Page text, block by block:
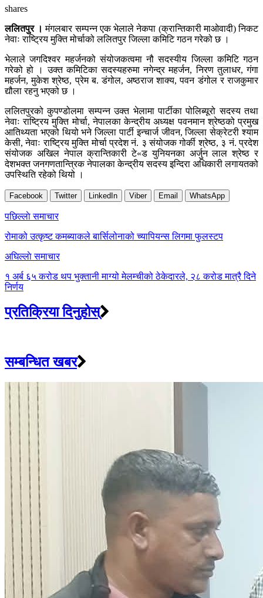
shares
ललितपुर । मंगलबार सम्पन्न एक भेलाले नेकपा (क्रान्तिकारी माओवादी) निकट
नेवाः राष्ट्रिय मुक्ति मोर्चाको ललितपुर जिल्ला कमिटि गठन गरेको छ ।
भेलाले जगदिश्वर महर्जनको संयोजकत्वमा नौ सदस्यीय जिल्ला कमिटि गठन
गरेको हो । उक्त कमिटिका सदस्यहरुमा नगेन्द्र महर्जन, निरण तुलाधर, गंगा
महर्जन, मुकेश श्रेष्ठ, प्रेम ब. डंगोल, अष्ठराज शाक्य, पवन डंगोल र राजकुमार
द्यौला रहनु भएको छ ।
ललितपुरको कुपण्डोलमा सम्पन्न उक्त भेलामा पार्टीका पोलिब्यूरो सदस्य तथा
नेवाः राष्ट्रिय मुक्ति मोर्चा, नेपालका केन्द्रीय अध्यक्ष पवनमान श्रेष्ठको प्रमुख
आतिथ्यता भएको थियो भने जिल्ला पार्टी इन्चार्ज जीवन, जिल्ला सेक्रेटरी श्याम
केसी, नेवाः राष्ट्रिय मुक्ति मोर्चा प्रदेश नं. ३ संयोजक गोर्की श्रेष्ठ, ३ नं. प्रदेश
संयोजक अखिल नेपाल क्रान्तिकारी टे«ड युनियनका अर्जुन लाल श्रेष्ठ र
देशभक्त जनगणतान्त्रिक नेपालका केन्द्रीय सदस्य इन्दिरा अधिकारी लगायतको
उपस्थिति रहेको थियो ।
Facebook Twitter LinkedIn Viber Email WhatsApp
Post
navigation
पछिल्लाे समाचार
रोमाको उत्कृष्ट कमब्याकले बार्सिलोनाको च्यापियन्स लिगमा फुलस्टप
अघिल्लाे समाचार
१ अर्ब ६५ करोड थप भुक्तानी माग्यो मेलम्चीको ठेकेदारले, २८ करोड मात्रै दिने
निर्णय
प्रतिक्रिया दिनुहोस्
सम्बन्धित खबर